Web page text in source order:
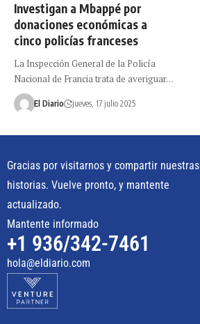
Investigan a Mbappé por
donaciones económicas a
cinco policías franceses
La Inspección General de la Policía
Nacional de Francia trata de averiguar…
El Diario jueves, 17 julio 2025
Gracias por visitarnos y compartir nuestras
historias. Vuelve pronto, y mantente
actualizado.
Mantente informado
+1 936/342-7461
hola@eldiario.com